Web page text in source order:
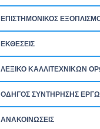
ΕΠΙΣΤΗΜΟΝΙΚΟΣ
ΕΚΘΕΣΕΙΣ
ΛΕΞΙΚΟ ΚΑΛΛΙΤΕΧΝΙΚΩΝ
ΟΔΗΓΟΣ ΣΥΝΤΗΡΗΣΗΣ
ΑΝΑΚΟΙΝΩΣΕΙΣ